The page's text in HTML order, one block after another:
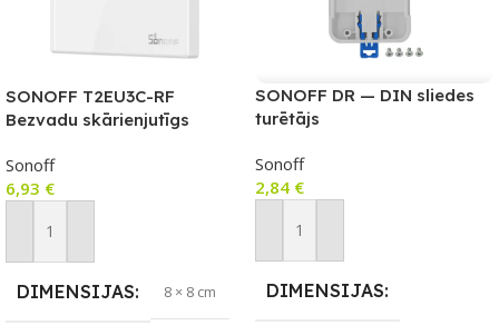
SONOFF T2EU3C-RF
Bezvadu skārienjutīgs
Sonoff
6,93 €
Pievienot Grozam
DIMENSIJAS 8 × 8 cm
SONOFF DR — DIN sliedes
turētājs
Sonoff
2,84 €
Pievienot Grozam
DIMENSIJAS